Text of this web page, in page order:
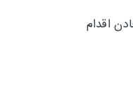
اقدام